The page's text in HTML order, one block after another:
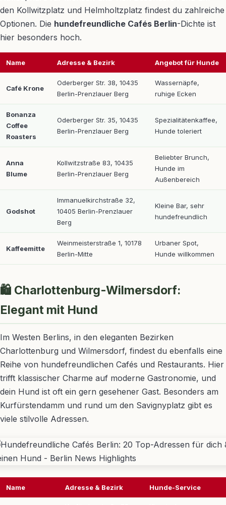
den Kollwitzplatz und Helmholtzplatz findest du zahlreiche
Optionen. Die hundefreundliche Cafés Berlin-Dichte ist
hier besonders hoch.
Name Adresse & Bezirk Angebot für Hunde
Café Krone
Oderberger Str. 38, 10435
Berlin-Prenzlauer Berg
Wassernäpfe,
ruhige Ecken
Bonanza
Coffee
Roasters
Oderberger Str. 35, 10435
Berlin-Prenzlauer Berg
Spezialitätenkaffee,
Hunde toleriert
Anna
Blume
Kollwitzstraße 83, 10435
Berlin-Prenzlauer Berg
Beliebter Brunch,
Hunde im
Außenbereich
Godshot
Immanuelkirchstraße 32,
10405 Berlin-Prenzlauer
Berg
Kleine Bar, sehr
hundefreundlich
Kaffeemitte
Weinmeisterstraße 1, 10178
Berlin-Mitte
Urbaner Spot,
Hunde willkommen
🛍️ Charlottenburg-Wilmersdorf:
Elegant mit Hund
Im Westen Berlins, in den eleganten Bezirken
Charlottenburg und Wilmersdorf, findest du ebenfalls eine
Reihe von hundefreundlichen Cafés und Restaurants. Hier
trifft klassischer Charme auf moderne Gastronomie, und
dein Hund ist oft ein gern gesehener Gast. Besonders am
Kurfürstendamm und rund um den Savignyplatz gibt es
viele stilvolle Adressen.
Name Adresse & Bezirk Hunde-Service